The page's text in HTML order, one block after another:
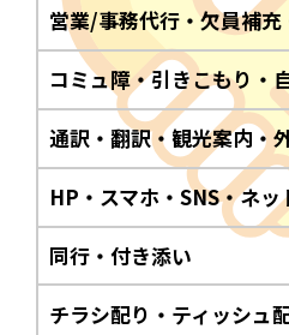
営業/事務代行・欠員補充
コミュ障・引きこもり・
通訳・翻訳・観光案内・
HP・スマホ・SNS・ネッ
同行・付き添い
チラシ配り・ティッシュ